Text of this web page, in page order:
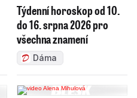
Týdenní horoskop od 10.
do 16. srpna 2026 pro
všechna znamení
Dáma